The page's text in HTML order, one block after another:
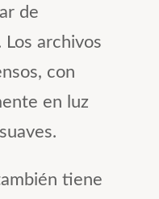
de
archivos
con
en luz
tiene